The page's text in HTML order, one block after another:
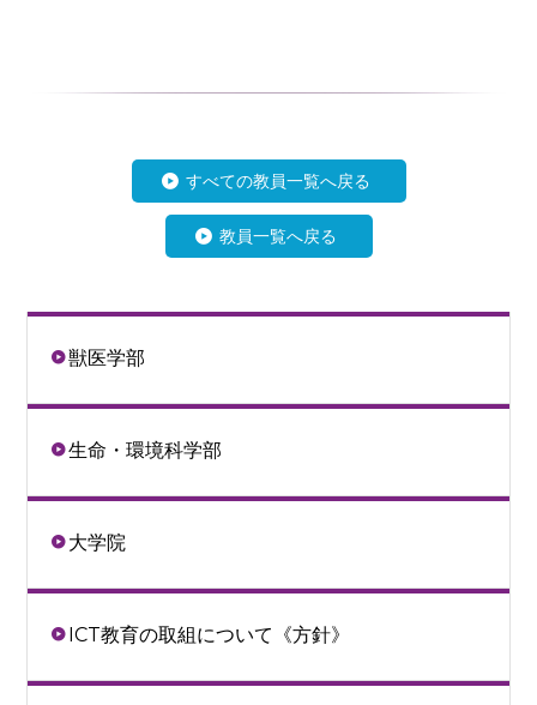
すべての教員一覧へ戻る
教員一覧へ戻る
獣医学部
生命・環境科学部
大学院
ICT教育の取組について《方針》